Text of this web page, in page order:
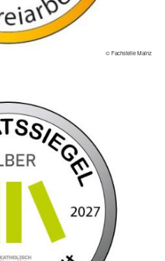
© Fachstelle Mainz